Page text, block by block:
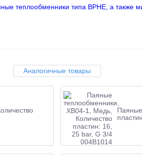
теплообменники типа BPHE, а также
Аналогичные товары